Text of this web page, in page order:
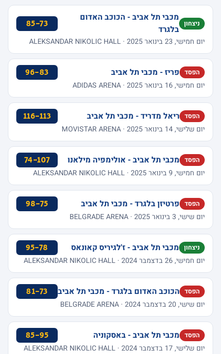
ניצחון
מכבי תל אביב - הכוכב האדום
בלגרד
85-73
יום חמישי, 23 בינואר 2025 · ALEKSANDAR NIKOLIC HALL
הפסד פריז - מכבי תל אביב 96-83
יום חמישי, 16 בינואר 2025 · ADIDAS ARENA
הפסד ריאל מדריד - מכבי תל אביב 116-113
יום שלישי, 14 בינואר 2025 · MOVISTAR ARENA
הפסד מכבי תל אביב - אולימפיה מילאנו 74-107
יום חמישי, 9 בינואר 2025 · ALEKSANDAR NIKOLIC HALL
הפסד פרטיזן בלגרד - מכבי תל אביב 98-75
יום שישי, 3 בינואר 2025 · BELGRADE ARENA
ניצחון מכבי תל אביב - ז'לגיריס קאונאס 95-78
יום חמישי, 26 בדצמבר 2024 · ALEKSANDAR NIKOLIC HALL
הפסד הכוכב האדום בלגרד - מכבי תל אביב 81-73
יום שישי, 20 בדצמבר 2024 · BELGRADE ARENA
הפסד מכבי תל אביב - באסקוניה 85-95
יום שלישי, 17 בדצמבר 2024 · ALEKSANDAR NIKOLIC HALL